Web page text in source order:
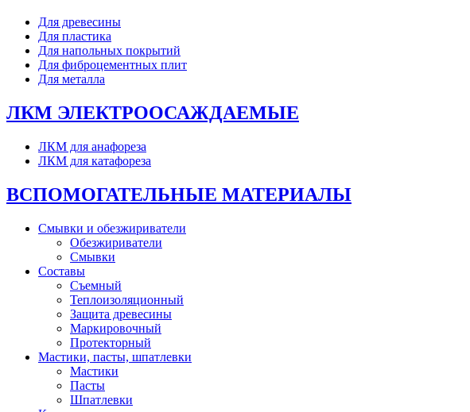
Для древесины
Для пластика
Для напольных покрытий
Для фиброцементных плит
Для металла
ЛКМ ЭЛЕКТРООСАЖДАЕМЫЕ
ЛКМ для анафореза
ЛКМ для катафореза
ВСПОМОГАТЕЛЬНЫЕ МАТЕРИАЛЫ
Смывки и обезжириватели
Обезжириватели
Смывки
Составы
Съемный
Теплоизоляционный
Защита древесины
Маркировочный
Протекторный
Мастики, пасты, шпатлевки
Мастики
Пасты
Шпатлевки